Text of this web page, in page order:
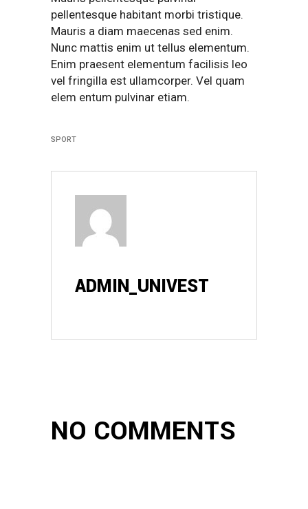
pellentesque habitant morbi tristique.
Mauris a diam maecenas sed enim.
Nunc mattis enim ut tellus elementum.
Enim praesent elementum facilisis leo
vel fringilla est ullamcorper. Vel quam
elem entum pulvinar etiam.
SPORT
ADMIN_UNIVEST
NO COMMENTS